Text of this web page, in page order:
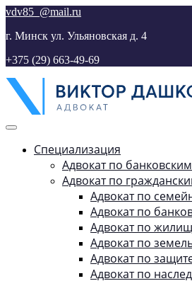
Skip
content
vdv85_@mail.ru
г. Минск ул. Ульяновская д. 4
+375 (29) 663-49-69
Main
Navigation
Специализация
Адвокат по
Адвокат по
Адвокат по
Адвокат по
Адвокат по
Адвокат по
Адвокат по
Адвокат по